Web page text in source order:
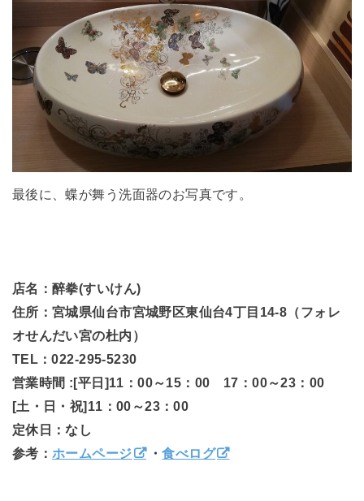
最後に、蝶が舞う洗面器のお写真です。
店名：醉拳(すいけん)
住所：宮城県仙台市宮城野区東仙台4丁目14-8（フォレ
オせんだい宮の杜内）
TEL：022-295-5230
営業時間 :[平日]11：00～15：00 17：00～23：00
[土・日・祝]11：00～23：00
定休日：なし
参考： ホームページ ・食べログ